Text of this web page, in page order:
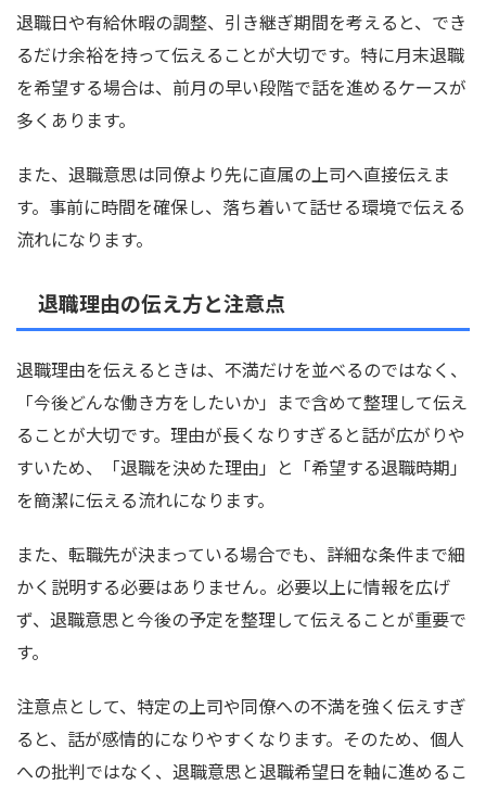
退職日や有給休暇の調整、引き継ぎ期間を考えると、でき
るだけ余裕を持って伝えることが大切です。特に月末退職
を希望する場合は、前月の早い段階で話を進めるケースが
多くあります。
また、退職意思は同僚より先に直属の上司へ直接伝えま
す。事前に時間を確保し、落ち着いて話せる環境で伝える
流れになります。
退職理由の伝え方と注意点
退職理由を伝えるときは、不満だけを並べるのではなく、
「今後どんな働き方をしたいか」まで含めて整理して伝え
ることが大切です。理由が長くなりすぎると話が広がりや
すいため、「退職を決めた理由」と「希望する退職時期」
を簡潔に伝える流れになります。
また、転職先が決まっている場合でも、詳細な条件まで細
かく説明する必要はありません。必要以上に情報を広げ
ず、退職意思と今後の予定を整理して伝えることが重要で
す。
注意点として、特定の上司や同僚への不満を強く伝えすぎ
ると、話が感情的になりやすくなります。そのため、個人
への批判ではなく、退職意思と退職希望日を軸に進めるこ